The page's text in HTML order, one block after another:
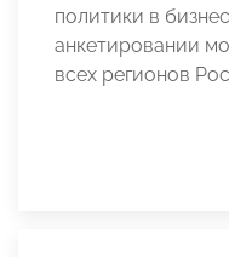
политики в
анкетировании
всех регионов